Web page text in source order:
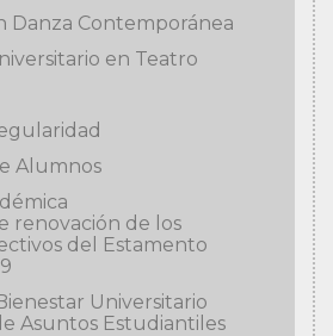
Danza Contemporánea
en Teatro
Alumnos
renovación de los
del Estamento
Universitario
Asuntos Estudiantiles